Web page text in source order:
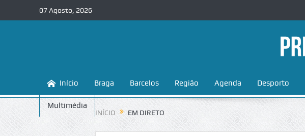
07 Agosto, 2026
Início Braga Barcelos Região Agenda Desporto
Multimédia
INÍCIO EM DIRETO